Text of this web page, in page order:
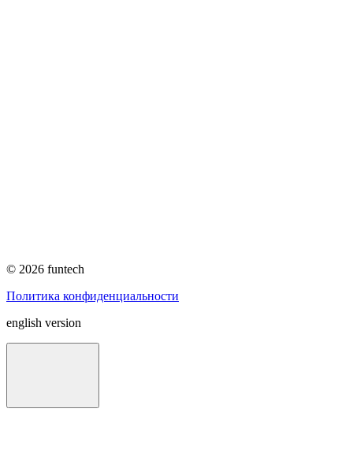
© 2026 funtech
Политика конфиденциальности
english version